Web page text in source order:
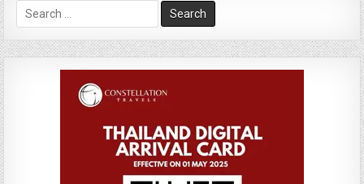
Search
for: